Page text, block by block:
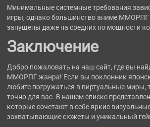
Минимальные системные требования
игры, однако большинство аниме ММОРПГ
запущены даже на средних по мощности
Заключение
Добро пожаловать на наш сайт, где вы
ММОРПГ жанра! Если вы поклонник
любите погружаться в виртуальные миры,
точно для вас. В нашем списке
которые сочетают в себе яркие
захватывающие сюжеты и уникальный